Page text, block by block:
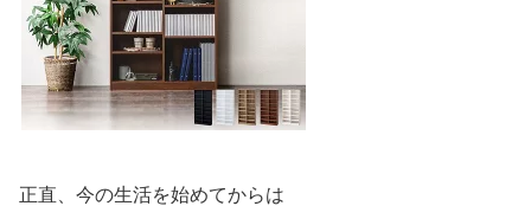
正直、今の生活を始めてからは